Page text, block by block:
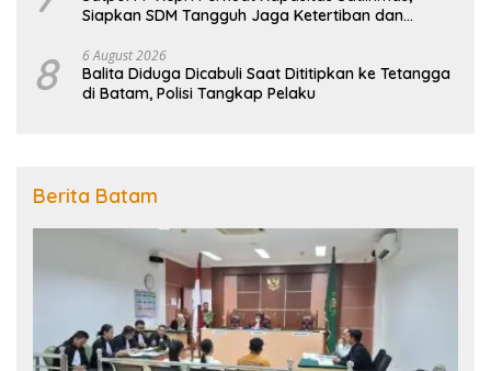
Siapkan SDM Tangguh Jaga Ketertiban dan
8 6 August 2026
Balita Diduga Dicabuli Saat Dititipkan ke Tetangga
di Batam, Polisi Tangkap Pelaku
Berita Batam